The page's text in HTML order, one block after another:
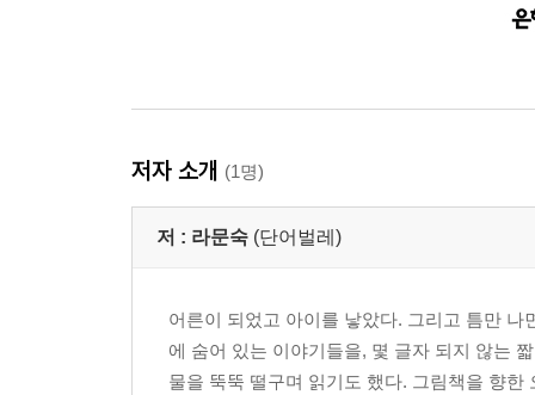
저자 소개 (1명)
저 : 라문숙 (단어벌레)
어른이 되었고 아이를 낳았다. 그리고 틈만
에 숨어 있는 이야기들을, 몇 글자 되지 않는
물을 뚝뚝 떨구며 읽기도 했다. 그림책을 향